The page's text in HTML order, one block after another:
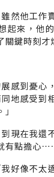
然他工作
起來，他
鍵時刻才
感到憂心
地感受到
現在我還
有點擔心
好像不太